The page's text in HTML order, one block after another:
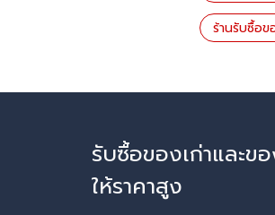
ร้านรับซื้อ
รับซื้อของเก่าและข
ให้ราคาสูง